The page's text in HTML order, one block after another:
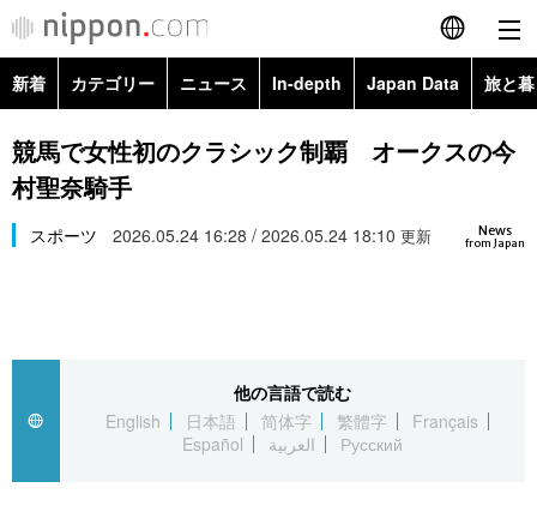
English
简体字
Русский
カテゴリー
経済・ビジネス
国際
トップ
アーカイブ
In-depth
Japan Data
新着 カテゴリー ニュース In-depth Japan Data 旅と
政治・外交
経済・ビジネス
Topics
競馬で女性初のクラシック制覇 オークスの今
村聖奈騎手
News
from Japan
スポーツ 2026.05.24 16:28 / 2026.05.24 18:10 更新
他の言語で読む
English
日本語 简体字 繁體字
Français
Español
العربية Русский